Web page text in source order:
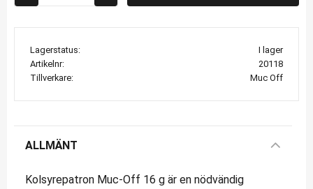
Lagerstatus
I lager
Artikelnr
20118
Tillverkare
Muc Off
ALLMÄNT
Kolsyrepatron Muc-Off 16 g är en nödvändig